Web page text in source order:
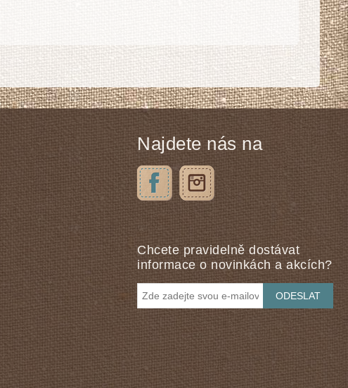
Najdete nás na
Chcete pravidelně dostávat
informace o novinkách a akcích?
ODESLAT